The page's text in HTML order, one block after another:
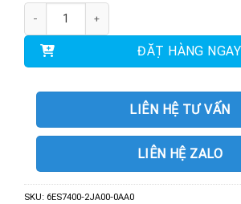
ĐẶT HÀNG NGAY
LIÊN HỆ TƯ VẤN
LIÊN HỆ ZALO
SKU: 6ES7400-2JA00-0AA0